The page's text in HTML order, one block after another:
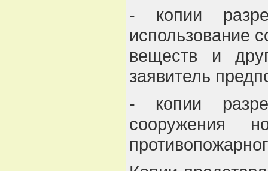
- копии
использование
веществ и
заявитель
- копии
сооружения